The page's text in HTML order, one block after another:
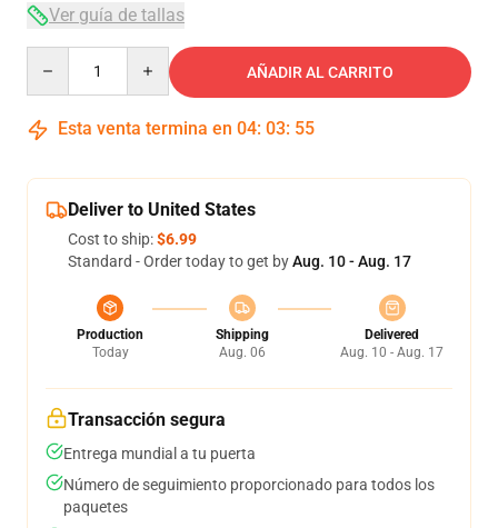
Ver guía de tallas
AÑADIR AL CARRITO
Esta venta termina en 04: 03: 54
Deliver to United States
Cost to ship:$6.99
Standard - Order today to get byAug. 10 - Aug. 17
Production
Today
Shipping
Aug. 06
Delivered
Aug. 10 - Aug. 17
Transacción segura
Entrega mundial a tu puerta
Número de seguimiento proporcionado para todos los
paquetes